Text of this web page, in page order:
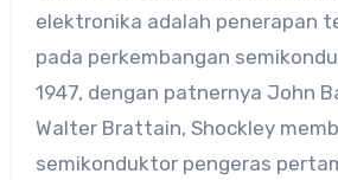
elektronika adalah penerapan
pada perkembangan
1947, dengan patnernya John
Walter Brattain, Shockley
semikonduktor pengeras